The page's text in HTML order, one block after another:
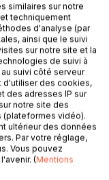
superbe
au
! En apparence
bien plus
orageux
similaires sur notre
techniquement
d'analyse (par
ainsi que le suivi
sur notre site et la
de suivi à
suivi côté serveur
d'utiliser des cookies,
des adresses IP sur
notre site des
(plateformes vidéo).
ultérieur des données
Par votre réglage,
Vous pouvez
(Mentions